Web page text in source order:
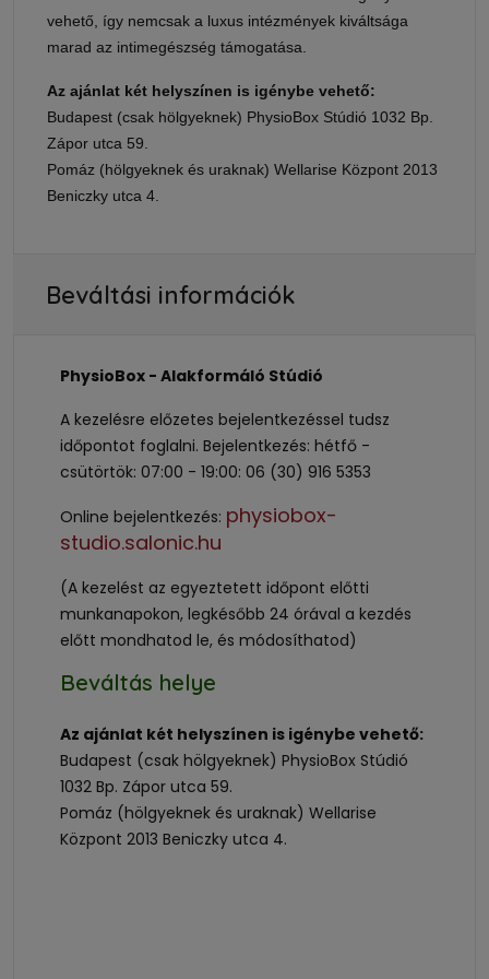
vehető, így nemcsak a luxus intézmények kiváltsága
marad az intimegészség támogatása.
Az ajánlat két helyszínen is igénybe vehető:
Budapest (csak hölgyeknek) PhysioBox Stúdió 1032 Bp.
Zápor utca 59.
Pomáz (hölgyeknek és uraknak) Wellarise Központ 2013
Beniczky utca 4.
Beváltási információk
PhysioBox - Alakformáló Stúdió
A kezelésre előzetes bejelentkezéssel tudsz
időpontot foglalni. Bejelentkezés: hétfő -
csütörtök: 07:00 - 19:00: 06 (30) 916 5353
Online bejelentkezés: physiobox-
studio.salonic.hu
(A kezelést az egyeztetett időpont előtti
munkanapokon, legkésőbb 24 órával a kezdés
előtt mondhatod le, és módosíthatod)
Beváltás helye
Az ajánlat két helyszínen is igénybe vehető:
Budapest (csak hölgyeknek) PhysioBox Stúdió
1032 Bp. Zápor utca 59.
Pomáz (hölgyeknek és uraknak) Wellarise
Központ 2013 Beniczky utca 4.